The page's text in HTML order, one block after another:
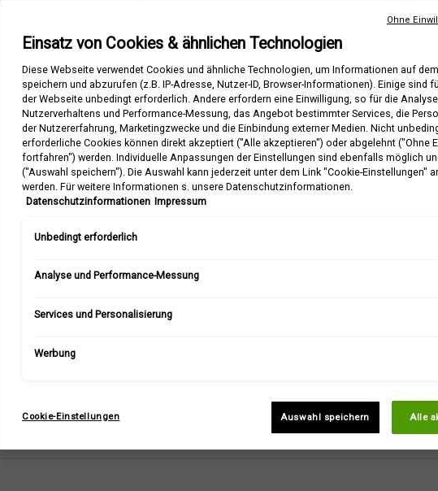
(€ 150,00/1l.)
, 1 of 4
Selected
Alter
€ 68,00 Neuer
€ 51,00
(€ 51,00/1l.)
, 4 of 4
−
Anzahl
+
Einsatz von Cookies & ähnlichen Technologien
Diese Webseite verwendet Cookies und ähnliche Technologien, um Informationen auf
speichern und abzurufen (z.B. IP-Adresse, Nutzer-ID, Browser-Informationen). Einige sind
der Webseite unbedingt erforderlich. Andere erfordern eine Einwilligung, so für die
Nutzerverhaltens und Performance-Messung, das Angebot bestimmter Services, die
der Nutzererfahrung, Marketingzwecke und die Einbindung externer Medien. Nicht
erforderliche Cookies können direkt akzeptiert ("Alle akzeptieren") oder abgelehnt ("Ohne
fortfahren") werden. Individuelle Anpassungen der Einstellungen sind ebenfalls möglich
("Auswahl speichern"). Die Auswahl kann jederzeit unter dem Link "Cookie-Einstellungen"
werden. Für weitere Informationen s. unsere Datenschutzinformationen.
Datenschutzinformationen Impressum
Unbedingt erforderlich
Analyse und Performance-Messung
Services und Personalisierung
Werbung
Cookie-Einstellungen Auswahl speichern Alle
Ohne